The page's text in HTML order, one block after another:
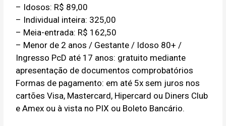
– Idosos: R$ 89,00
– Individual inteira: 325,00
– Meia-entrada: R$ 162,50
– Menor de 2 anos / Gestante / Idoso 80+ /
Ingresso PcD até 17 anos: gratuito mediante
apresentação de documentos comprobatórios
Formas de pagamento: em até 5x sem juros nos
cartões Visa, Mastercard, Hipercard ou Diners Club
e Amex ou à vista no PIX ou Boleto Bancário.